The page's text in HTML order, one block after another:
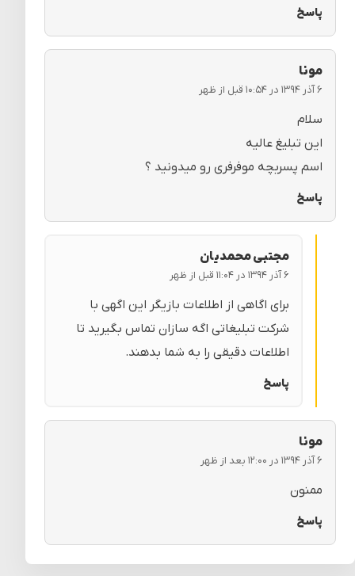
پاسخ
مونا
۶ آذر ۱۳۹۴ در ۱۰:۵۴ قبل از ظهر
سلام
این تبلیغ عالیه
اسم پسربچه موفرفری رو میدونید ؟
پاسخ
مجتبی محمدیان
۶ آذر ۱۳۹۴ در ۱۱:۰۴ قبل از ظهر
برای اگاهی از اطلاعات بازیگر این اگهی با
شرکت تبلیغاتی اگه سازان تماس بگیرید تا
اطلاعات دقیقی را به شما بدهند.
پاسخ
مونا
۶ آذر ۱۳۹۴ در ۱۲:۰۰ بعد از ظهر
ممنون
پاسخ